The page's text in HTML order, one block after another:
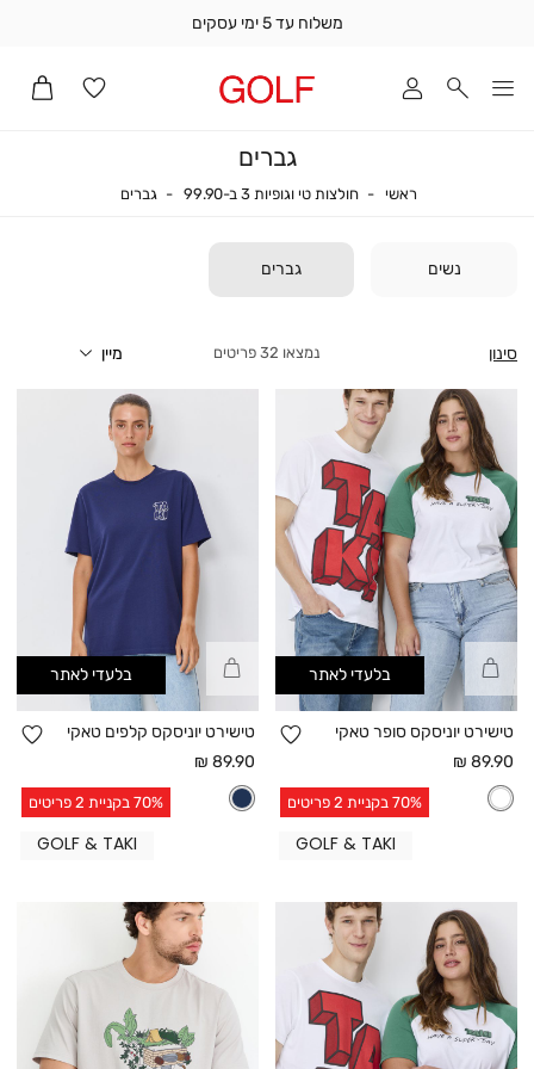
משלוח עד 5 ימי עסקים
גברים
ראשי ראשיחולצות טי וגופיות 3 ב-99.90 חולצות טי וגופיות 3 ב-99.90
גברים
נשים גברים
סינון 32 פריטים
בלעדי לאתר
קנייה
מהירה
טישירט יוניסקס סופר טאקי
הוספה
למועדפים
מחיר
אחרי
הנחה
89.90 ₪
70% בקניית 2 פריטים
GOLF & TAKI
בלעדי לאתר
קנייה
מהירה
טישירט יוניסקס קלפים טאקי
מחיר
אחרי
הנחה
89.90 ₪
70% בקניית 2 פריטים
GOLF & TAKI